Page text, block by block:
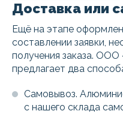
Доставка или
Ещё на этапе
составлении заявки,
получения заказа.
предлагает два
Самовывоз.
с нашего склада